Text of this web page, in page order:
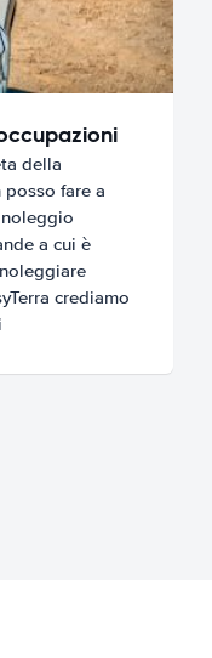
della
fare a
a cui è
crediamo